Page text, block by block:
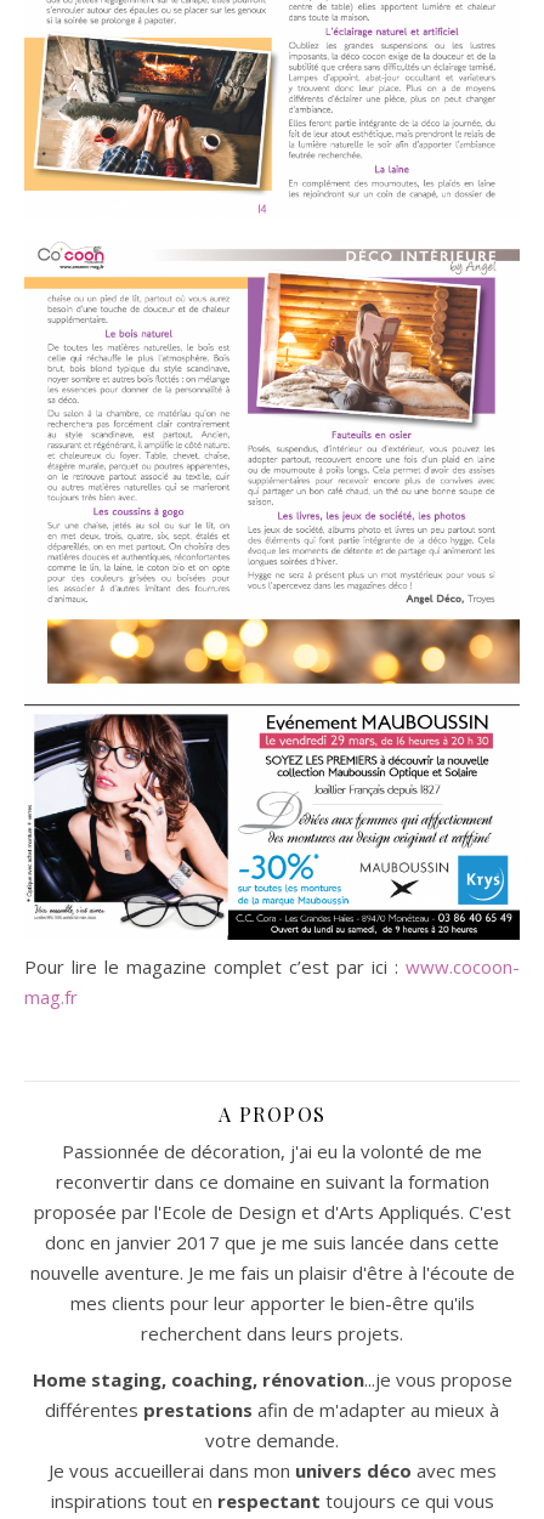
Pour lire le magazine complet c’est par ici : www.cocoon-
mag.fr
A PROPOS
Passionnée de décoration, j'ai eu la volonté de me
reconvertir dans ce domaine en suivant la formation
proposée par l'Ecole de Design et d'Arts Appliqués. C'est
donc en janvier 2017 que je me suis lancée dans cette
nouvelle aventure. Je me fais un plaisir d'être à l'écoute de
mes clients pour leur apporter le bien-être qu'ils
recherchent dans leurs projets.
Home staging, coaching, rénovation...je vous propose
différentes prestations afin de m'adapter au mieux à
votre demande.
Je vous accueillerai dans mon univers déco avec mes
inspirations tout en respectant toujours ce qui vous